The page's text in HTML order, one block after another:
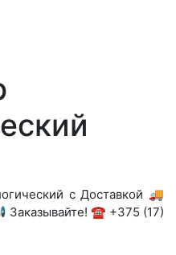
с Доставкой 🚚
Заказывайте! ☎️ +375 (17)